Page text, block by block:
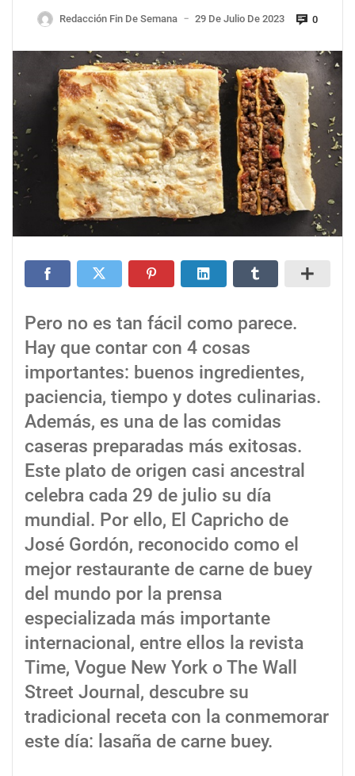
Redacción Fin De Semana — 29 De Julio De 2023 0
Pero no es tan fácil como parece.
Hay que contar con 4 cosas
importantes: buenos ingredientes,
paciencia, tiempo y dotes culinarias.
Además, es una de las comidas
caseras preparadas más exitosas.
Este plato de origen casi ancestral
celebra cada 29 de julio su día
mundial. Por ello, El Capricho de
José Gordón, reconocido como el
mejor restaurante de carne de buey
del mundo por la prensa
especializada más importante
internacional, entre ellos la revista
Time, Vogue New York o The Wall
Street Journal, descubre su
tradicional receta con la conmemorar
este día: lasaña de carne buey.